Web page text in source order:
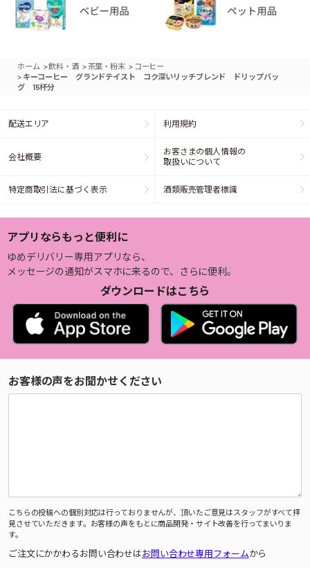
ホーム >飲料・酒 >茶葉・粉末 > コーヒー
> キーコーヒー グランドテイスト コク深いリッチブレンド ドリップバッ
グ 15杯分
配送エリア 利用規約
会社概要
お客さまの個人情報の
取扱いについて
特定商取引法に基づく表示 酒類販売管理者標識
アプリならもっと便利に
ゆめデリバリー専用アプリなら、
メッセージの通知がスマホに来るので、さらに便利。
ダウンロードはこちら
お客様の声をお聞かせください
こちらの投稿への個別対応は行っておりませんが、頂いたご意見はスタッフがすべて拝
見させていただきます。お客様の声をもとに商品開発・サイト改善を行ってまいりま
す。
ご注文にかかわるお問い合わせはお問い合わせ専用フォームから